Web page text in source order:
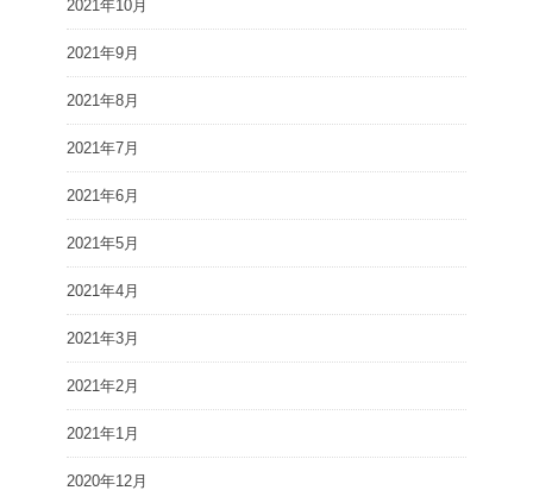
2021年10月
2021年9月
2021年8月
2021年7月
2021年6月
2021年5月
2021年4月
2021年3月
2021年2月
2021年1月
2020年12月